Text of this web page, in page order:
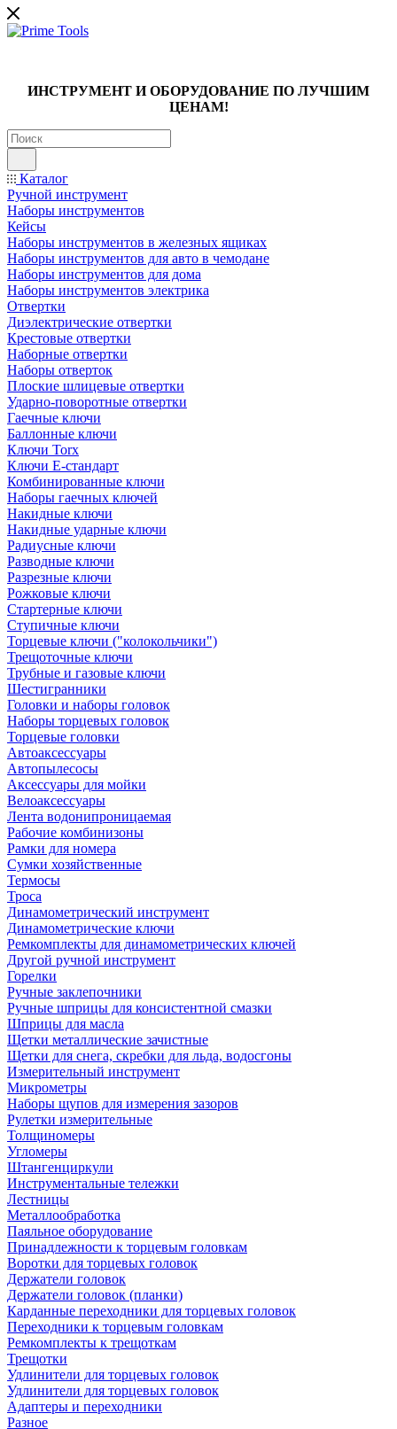
ИНСТРУМЕНТ И ОБОРУДОВАНИЕ ПО ЛУЧШИМ
ЦЕНАМ!
Каталог
Ручной инструмент
Наборы инструментов
Кейсы
Наборы инструментов в железных ящиках
Наборы инструментов для авто в чемодане
Наборы инструментов для дома
Наборы инструментов электрика
Отвертки
Диэлектрические отвертки
Крестовые отвертки
Наборные отвертки
Наборы отверток
Плоские шлицевые отвертки
Ударно-поворотные отвертки
Гаечные ключи
Баллонные ключи
Ключи Torx
Ключи Е-стандарт
Комбинированные ключи
Наборы гаечных ключей
Накидные ключи
Накидные ударные ключи
Радиусные ключи
Разводные ключи
Разрезные ключи
Рожковые ключи
Стартерные ключи
Ступичные ключи
Торцевые ключи ("колокольчики")
Трещоточные ключи
Трубные и газовые ключи
Шестигранники
Головки и наборы головок
Наборы торцевых головок
Торцевые головки
Автоаксессуары
Автопылесосы
Аксессуары для мойки
Велоаксессуары
Лента водонипроницаемая
Рабочие комбинизоны
Рамки для номера
Сумки хозяйственные
Термосы
Троса
Динамометрический инструмент
Динамометрические ключи
Ремкомплекты для динамометрических ключей
Другой ручной инструмент
Горелки
Ручные заклепочники
Ручные шприцы для консистентной смазки
Шприцы для масла
Щетки металлические зачистные
Щетки для снега, скребки для льда, водосгоны
Измерительный инструмент
Микрометры
Наборы щупов для измерения зазоров
Рулетки измерительные
Толщиномеры
Угломеры
Штангенциркули
Инструментальные тележки
Лестницы
Металлообработка
Паяльное оборудование
Принадлежности к торцевым головкам
Воротки для торцевых головок
Держатели головок
Держатели головок (планки)
Карданные переходники для торцевых головок
Переходники к торцевым головкам
Ремкомплекты к трещоткам
Трещотки
Удлинители для торцевых головок
Удлинители для торцевых головок
Адаптеры и переходники
Разное